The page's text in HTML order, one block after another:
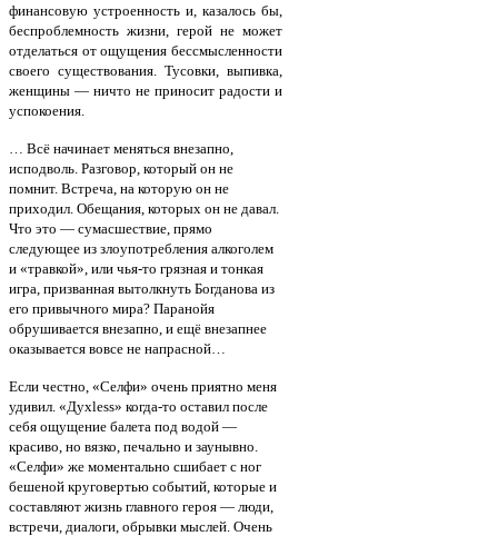
финансовую устроенность и, казалось бы,
беспроблемность жизни, герой не может
отделаться от ощущения бессмысленности
своего существования. Тусовки, выпивка,
женщины — ничто не приносит радости и
успокоения.
… Всё начинает меняться внезапно,
исподволь. Разговор, который он не
помнит. Встреча, на которую он не
приходил. Обещания, которых он не давал.
Что это — сумасшествие, прямо
следующее из злоупотребления алкоголем
и «травкой», или чья-то грязная и тонкая
игра, призванная вытолкнуть Богданова из
его привычного мира? Паранойя
обрушивается внезапно, и ещё внезапнее
оказывается вовсе не напрасной…
Если честно, «Селфи» очень приятно меня
удивил. «Духless» когда-то оставил после
себя ощущение балета под водой —
красиво, но вязко, печально и заунывно.
«Селфи» же моментально сшибает с ног
бешеной круговертью событий, которые и
составляют жизнь главного героя — люди,
встречи, диалоги, обрывки мыслей. Очень